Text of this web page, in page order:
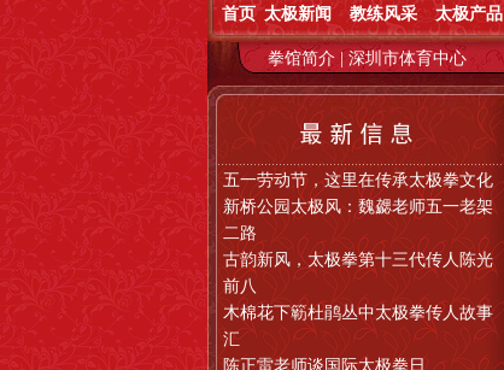
首页 太极新闻 教练风采 太极产品
拳馆简介 深圳市体育中心
五一劳动节，这里在传承太极拳文化
新桥公园太极风：魏勰老师五一老架
二路
古韵新风，太极拳第十三代传人陈光
前八
木棉花下簕杜鹃丛中太极拳传人故事
汇
陈正雷老师谈国际太极拳日